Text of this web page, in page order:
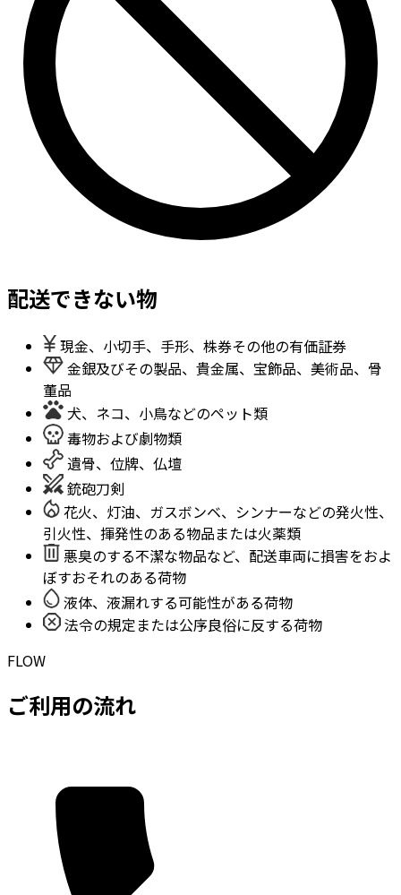
配送できない物
現金、小切手、手形、株券その他の有価証券
金銀及びその製品、貴金属、宝飾品、美術品、骨
董品
犬、ネコ、小鳥などのペット類
毒物および劇物類
遺骨、位牌、仏壇
銃砲刀剣
花火、灯油、ガスボンベ、シンナーなどの発火性、
引火性、揮発性のある物品または火薬類
悪臭のする不潔な物品など、配送車両に損害をおよ
ぼすおそれのある荷物
液体、液漏れする可能性がある荷物
法令の規定または公序良俗に反する荷物
FLOW
ご利用の流れ